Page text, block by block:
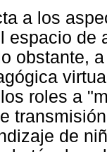
a los
espacio de
obstante,
roles a
de